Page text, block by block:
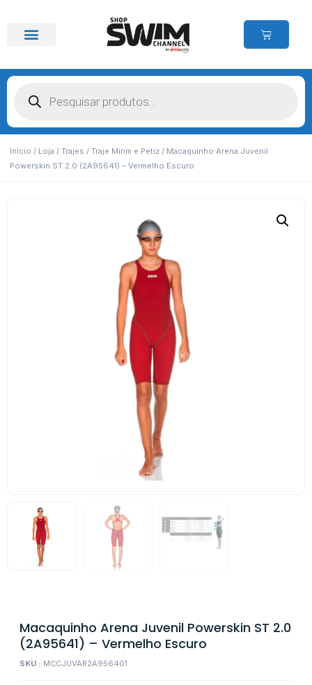
Início / Loja / Trajes / Traje Mirim e Petiz / Macaquinho Arena Juvenil
Powerskin ST 2.0 (2A95641) – Vermelho Escuro
Macaquinho Arena Juvenil Powerskin ST 2.0
(2A95641) – Vermelho Escuro
SKU : MCCJUVAR2A956401